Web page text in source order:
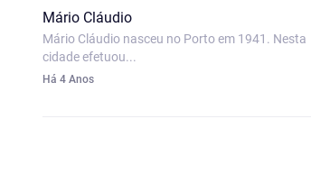
Mário Cláudio
Mário Cláudio nasceu no Porto em 1941. Nesta
cidade efetuou...
Há 4 Anos